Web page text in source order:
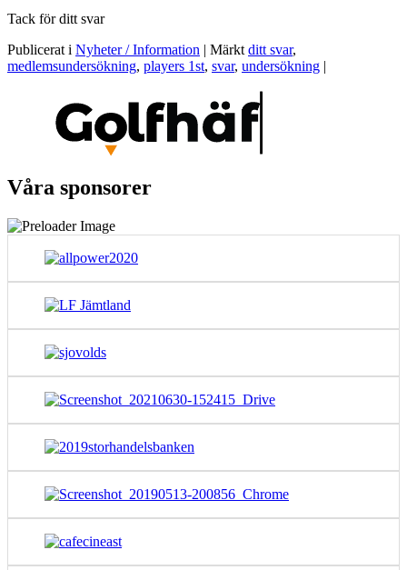
Tack för ditt svar
Publicerat i Nyheter / Information | Märkt ditt svar,
medlemsundersökning, players 1st, svar, undersökning |
Våra sponsorer